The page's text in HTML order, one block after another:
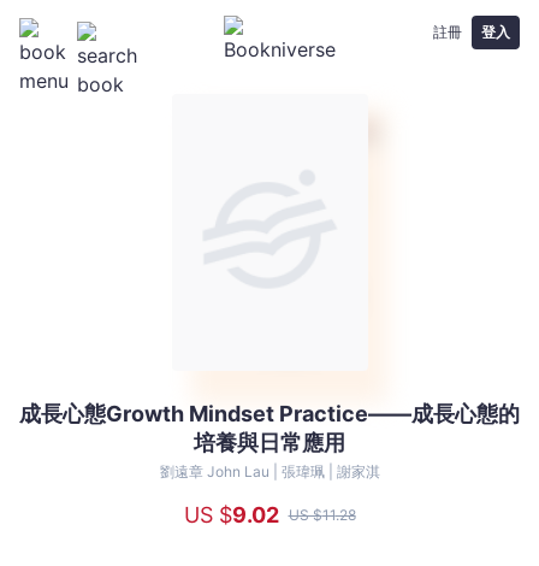
註冊 登入
成
成長心態Growth Mindset Practice——成長心態的
培養與日常應用
劉遠章 John Lau | 張瑋珮 | 謝家淇
US $9.02 US $11.28